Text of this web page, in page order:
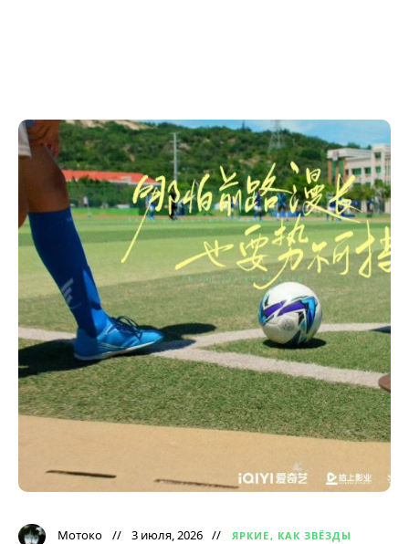
Мотоко 3 июля, 2026 ЯРКИЕ, КАК ЗВЁЗДЫ